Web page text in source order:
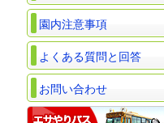
園内注意事項
よくある質問と回答
お問い合わせ